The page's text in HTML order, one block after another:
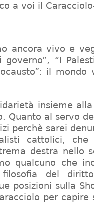
a voi il
ancora vivo e
“I
il mondo
insieme
Quanto al servo
perchè sarei
cattolici,
destra nello
qualcuno che
del
posizioni sulla
per